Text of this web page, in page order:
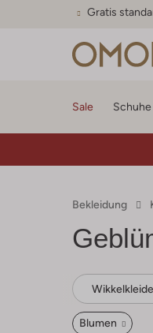
Gratis
Sale Schuhe
Bekleidung
Blumen